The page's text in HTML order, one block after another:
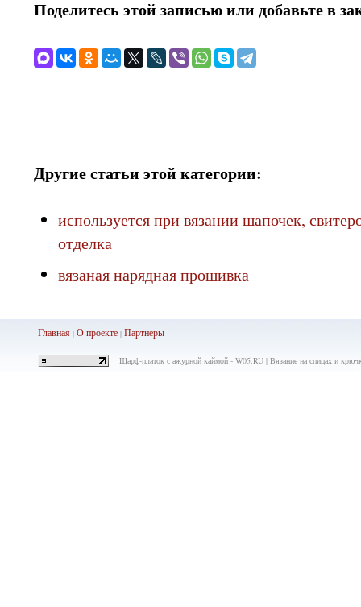
Поделитесь этой записью или добавьте в
Другие статьи этой категории:
используется при вязании шапочек,
отделка
вязаная нарядная прошивка
Главная| О проекте| Партнеры
Шарф-платок с ажурной каймой - W05.RU | Вязание на спицах и